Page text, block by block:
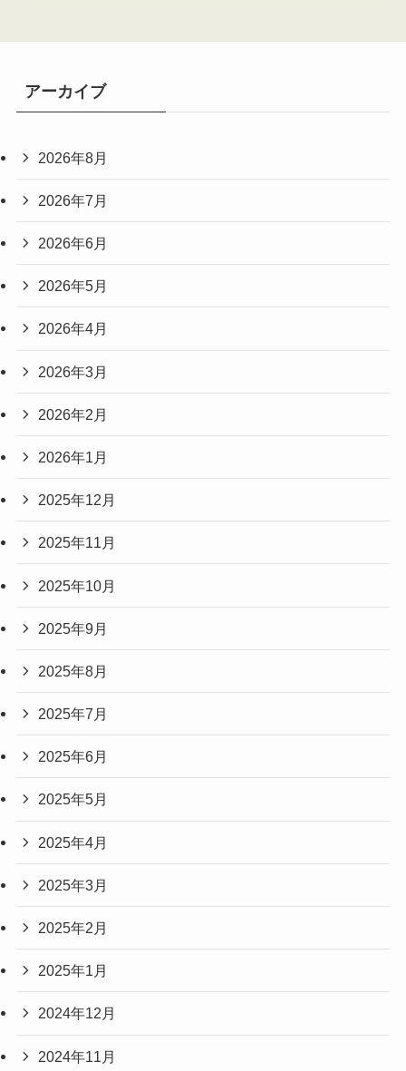
アーカイブ
2026年8月
2026年7月
2026年6月
2026年5月
2026年4月
2026年3月
2026年2月
2026年1月
2025年12月
2025年11月
2025年10月
2025年9月
2025年8月
2025年7月
2025年6月
2025年5月
2025年4月
2025年3月
2025年2月
2025年1月
2024年12月
2024年11月